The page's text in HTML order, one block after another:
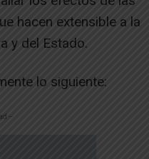
hacen extensible a la
y del Estado.
lo siguiente:
--